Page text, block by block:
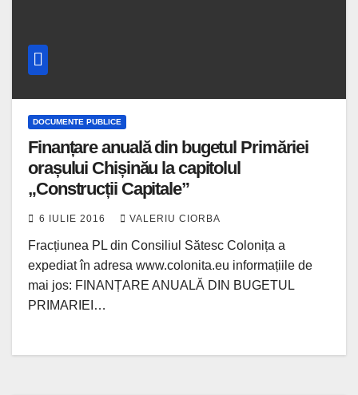
DOCUMENTE PUBLICE
Finanțare anuală din bugetul Primăriei
orașului Chișinău la capitolul
„Construcții Capitale”
6 IULIE 2016 VALERIU CIORBA
Fracțiunea PL din Consiliul Sătesc Colonița a
expediat în adresa www.colonita.eu informațiile de
mai jos: FINANȚARE ANUALĂ DIN BUGETUL
PRIMARIEI…